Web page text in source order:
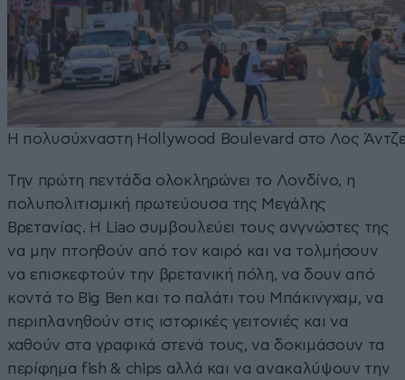
Η πολυσύχναστη Hollywood Boulevard στο Λος
Την πρώτη πεντάδα ολοκληρώνει το Λονδίνο, η
πολυπολιτισμική πρωτεύουσα της Μεγάλης
Βρετανίας. Η Liao συμβουλεύει τους ανγνώστες της
να μην πτοηθούν από τον καιρό και να τολμήσουν
να επισκεφτούν την βρετανική πόλη, να δουν από
κοντά το Big Ben και το παλάτι του Μπάκινγχαμ, να
περιπλανηθούν στις ιστορικές γειτονιές και να
χαθούν στα γραφικά στενά τους, να δοκιμάσουν τα
περίφημα fish & chips αλλά και να ανακαλύψουν την